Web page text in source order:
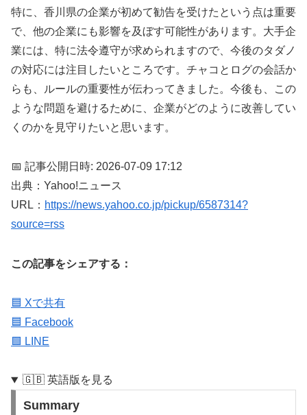
特に、香川県の企業が初めて勧告を受けたという点は重要
で、他の企業にも影響を及ぼす可能性があります。大手企
業には、特に法令遵守が求められますので、今後のタダノ
の対応には注目したいところです。チャコとログの会話か
らも、ルールの重要性が伝わってきました。今後も、この
ような問題を避けるために、企業がどのように改善してい
くのかを見守りたいと思います。
📅 記事公開日時: 2026-07-09 17:12
出典：Yahoo!ニュース
URL： https://news.yahoo.co.jp/pickup/6587314?
source=rss
この記事をシェアする：
🟦 Xで共有
🟦 Facebook
🟩 LINE
🇬🇧 英語版を見る
Summary